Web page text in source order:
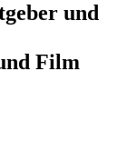
und
Film